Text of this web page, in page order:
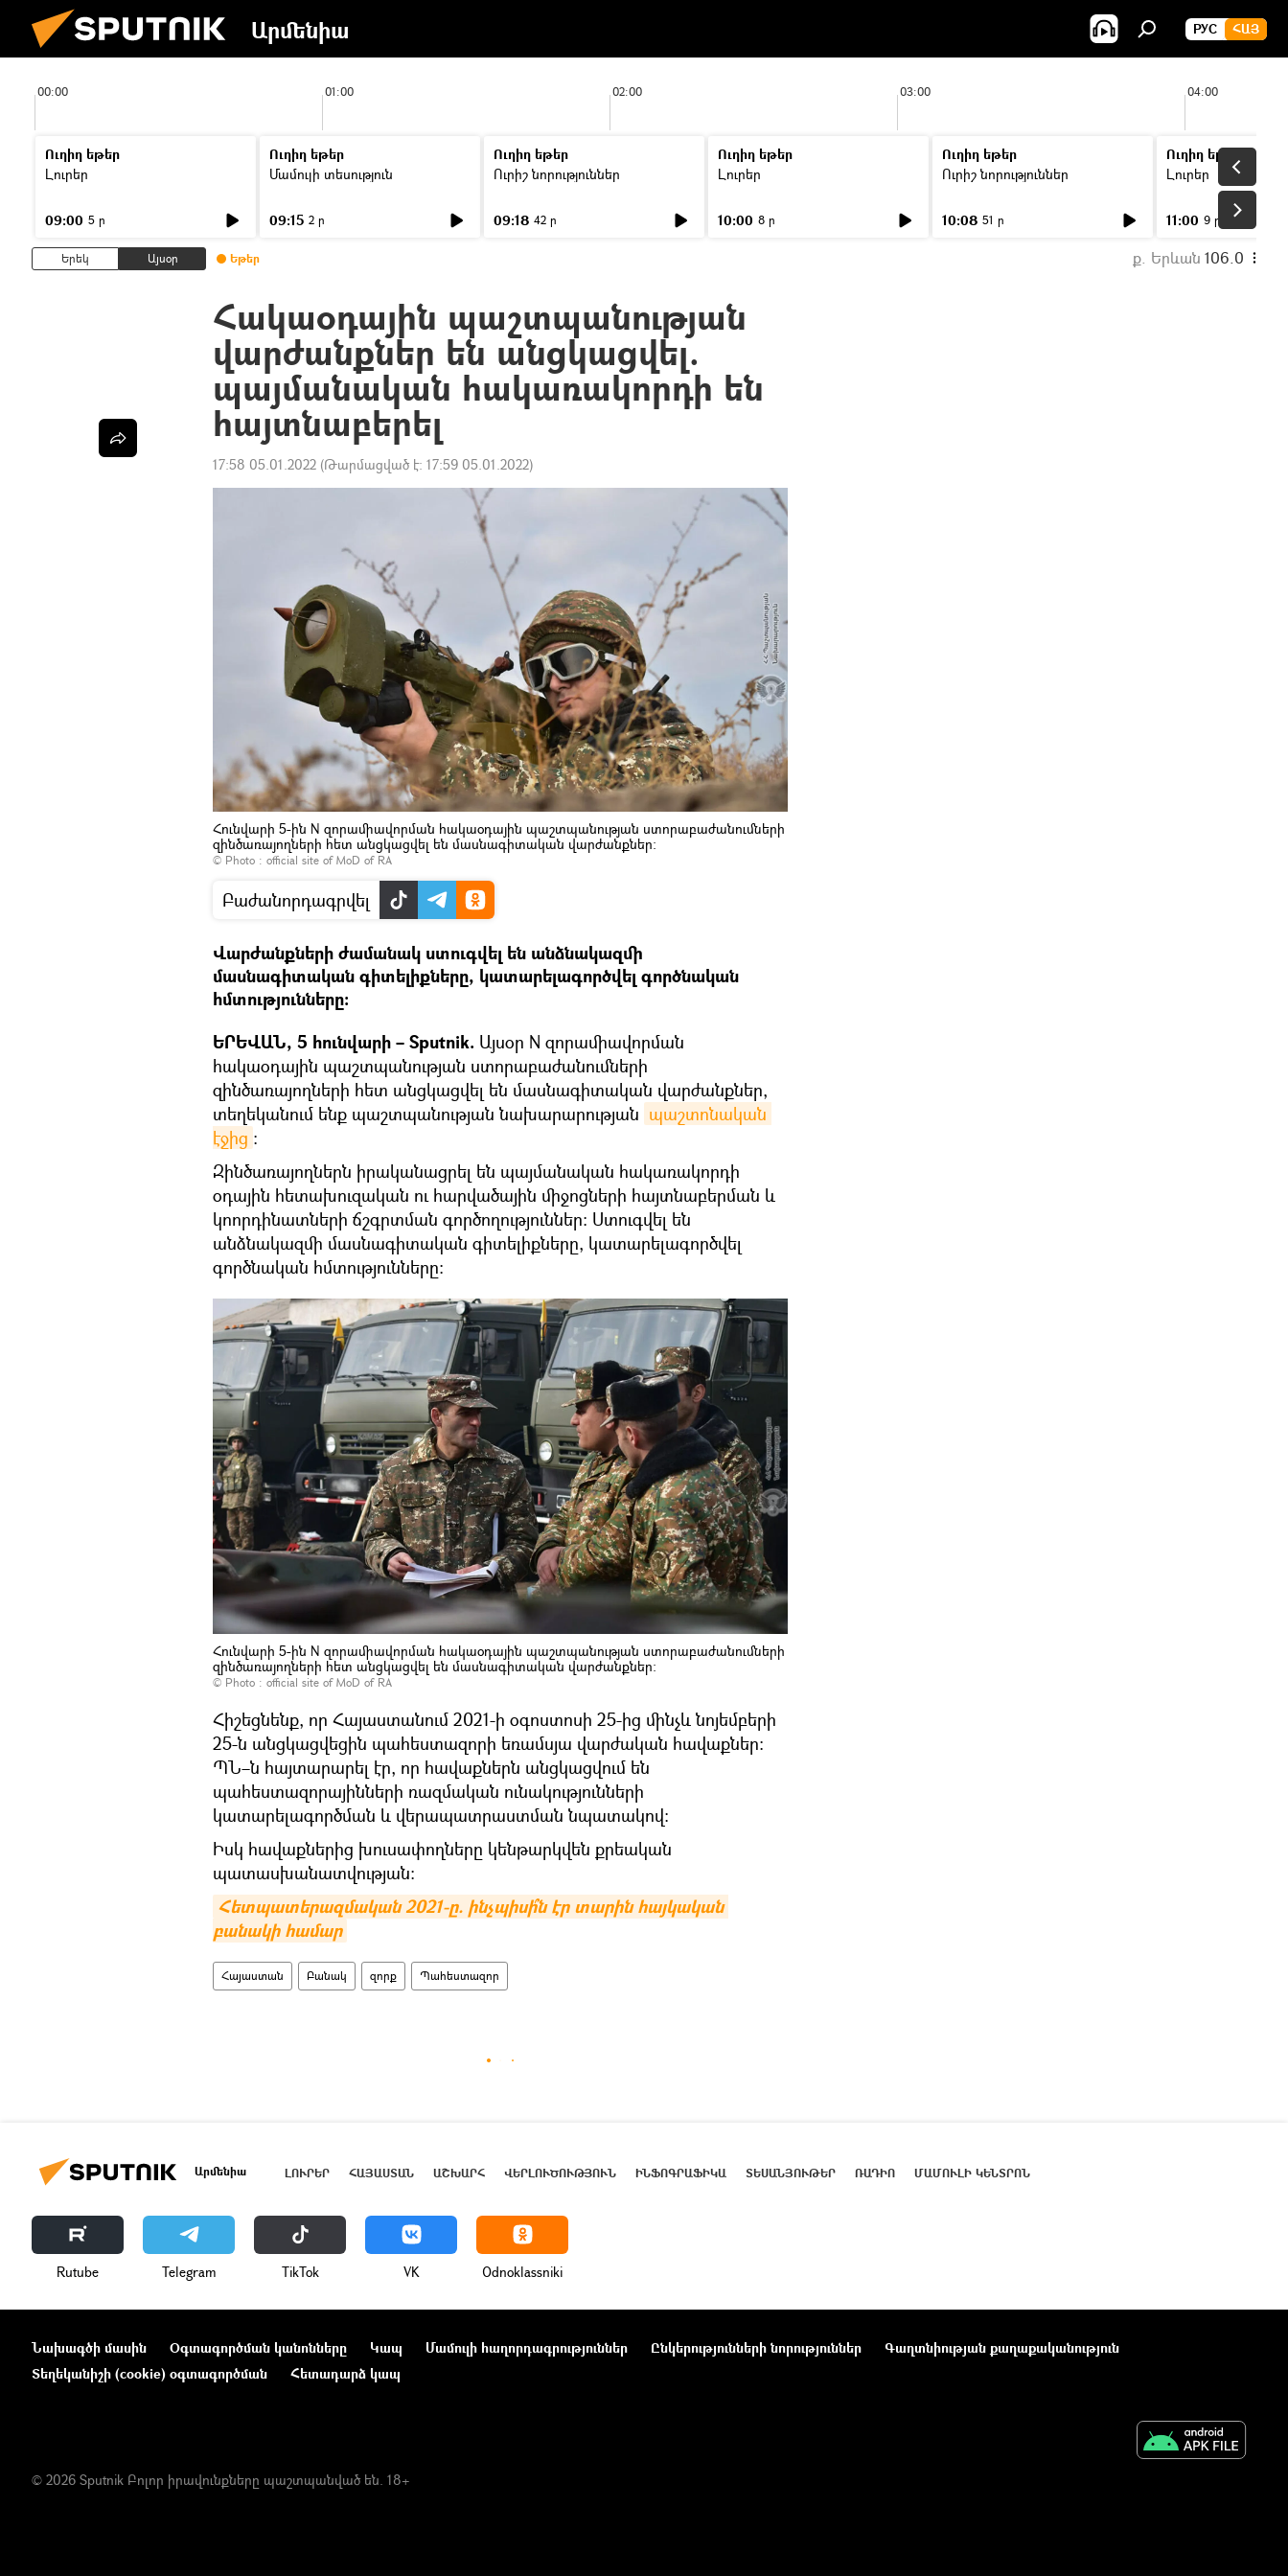
Արմենիա РУС ՀԱՅ
00:00 01:00 02:00 03:00 04:00
Ուղիղ եթեր
Լուրեր
09:00 5 ր
Ուղիղ եթեր
Մամուլի տեսություն
09:15 2 ր
Ուղիղ եթեր
Ուրիշ նորություններ
09:18 42 ր
Ուղիղ եթեր
Լուրեր
10:00 8 ր
Ուղիղ եթեր
Ուրիշ նորություններ
10:08 51 ր
Ուղիղ եթեր
Լուրեր
11:00 9 ր
Երեկ Այսօր Եթեր ք. Երևան 106.0
Հակաօդային պաշտպանության
վարժանքներ են անցկացվել.
պայմանական հակառակորդի են
հայտնաբերել
17:58 05.01.2022 (Թարմացված է: 17:59 05.01.2022)
Հունվարի 5-ին N զորամիավորման հակաօդային պաշտպանության ստորաբաժանումների
զինծառայողների հետ անցկացվել են մասնագիտական վարժանքներ։
© Photo : official site of MoD of RA
Բաժանորդագրվել
Վարժանքների ժամանակ ստուգվել են անձնակազմի
մասնագիտական գիտելիքները, կատարելագործվել գործնական
հմտությունները։
ԵՐԵՎԱՆ, 5 հունվարի – Sputnik. Այսօր N զորամիավորման
հակաօդային պաշտպանության ստորաբաժանումների
զինծառայողների հետ անցկացվել են մասնագիտական վարժանքներ,
տեղեկանում ենք պաշտպանության նախարարության պաշտոնական
էջից ։
Զինծառայողներն իրականացրել են պայմանական հակառակորդի
օդային հետախուզական ու հարվածային միջոցների հայտնաբերման և
կոորդինատների ճշգրտման գործողություններ։ Ստուգվել են
անձնակազմի մասնագիտական գիտելիքները, կատարելագործվել
գործնական հմտությունները։
Հունվարի 5-ին N զորամիավորման հակաօդային պաշտպանության ստորաբաժանումների
զինծառայողների հետ անցկացվել են մասնագիտական վարժանքներ։
© Photo : official site of MoD of RA
Հիշեցնենք, որ Հայաստանում 2021-ի օգոստոսի 25-ից մինչև նոյեմբերի
25-ն անցկացվեցին պահեստազորի եռամսյա վարժական հավաքներ։
ՊՆ–ն հայտարարել էր, որ հավաքներն անցկացվում են
պահեստազորայինների ռազմական ունակությունների
կատարելագործման և վերապատրաստման նպատակով։
Իսկ հավաքներից խուսափողները կենթարկվեն քրեական
պատասխանատվության:
Հետպատերազմական 2021-ը. ինչպիսի՞ն էր տարին հայկական
բանակի համար
Հայաստան Բանակ զորք Պահեստազոր
Արմենիա ԼՈՒՐԵՐ ՀԱՅԱՍՏԱՆ ԱՇԽԱՐՀ ՎԵՐԼՈՒԾՈՒԹՅՈՒՆ ԻՆՖՈԳՐԱՖԻԿԱ ՏԵՍԱՆՅՈՒԹԵՐ ՌԱԴԻՈ ՄԱՄՈՒԼԻ ԿԵՆՏՐՈՆ
Rutube Telegram ТikТоk VK Odnoklassniki
Նախագծի մասին Օգտագործման կանոնները Կապ Մամուլի հաղորդագրություններ Ընկերությունների նորություններ
Գաղտնիության քաղաքականություն
Տեղեկանիշի (cookie) օգտագործման
Հետադարձ կապ
© 2026 Sputnik Բոլոր իրավունքները պաշտպանված են. 18+